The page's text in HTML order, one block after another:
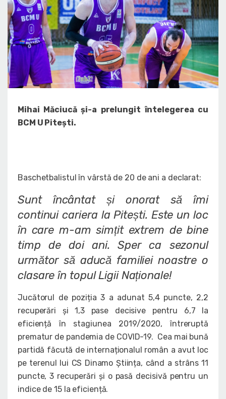
Mihai Măciucă și-a prelungit întelegerea cu
BCM U Pitești.
Baschetbalistul în vârstă de 20 de ani a declarat:
Sunt încântat și onorat să îmi
continui cariera la Pitești. Este un loc
în care m-am simțit extrem de bine
timp de doi ani. Sper ca sezonul
următor să aducă familiei noastre o
clasare în topul Ligii Naționale!
Jucătorul de poziția 3 a adunat 5,4 puncte, 2,2
recuperări și 1,3 pase decisive pentru 6,7 la
eficiență în stagiunea 2019/2020, întreruptă
prematur de pandemia de COVID-19. Cea mai bună
partidă făcută de internaționalul român a avut loc
pe terenul lui CS Dinamo Știința, când a strâns 11
puncte, 3 recuperări și o pasă decisivă pentru un
indice de 15 la eficiență.